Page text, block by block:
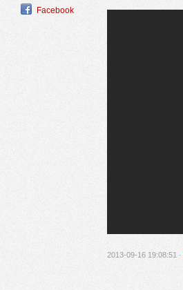
Facebook
2013-09-16 19:08:51 ·